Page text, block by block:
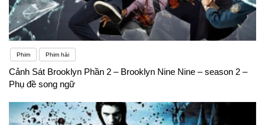
Phim Phim hài
Cảnh Sát Brooklyn Phần 2 – Brooklyn Nine Nine – season 2 –
Phụ đề song ngữ